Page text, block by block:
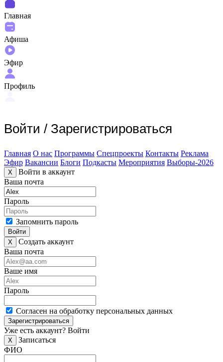
Главная
Афиша
Эфир
Профиль
Войти / Зарегистрироваться
Главная О нас Программы Спецпроекты Контакты Реклама
Эфир Вакансии Блоги Подкасты Мероприятия Выборы-2026
X
Войти в аккаунт
Ваша почта
Пароль
Запомнить пароль
Войти
X
Создать аккаунт
Ваша почта
Ваше имя
Пароль
Согласен на обработку персональных данных
Зарегистрироваться
Уже есть аккаунт? Войти
X
Записаться
ФИО